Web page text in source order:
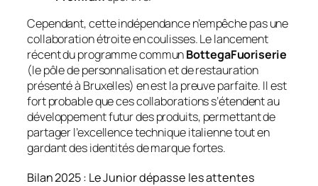
Cependant, cette indépendance n’empêche pas une
collaboration étroite en coulisses. Le lancement
récent du programme communBottegaFuoriserie
(le pôle de personnalisation et de restauration
présenté à Bruxelles) en est la preuve parfaite. Il est
fort probable que ces collaborations s’étendent au
développement futur des produits, permettant de
partager l’excellence technique italienne tout en
gardant des identités de marque fortes.
Bilan 2025 : Le Junior dépasse les attentes